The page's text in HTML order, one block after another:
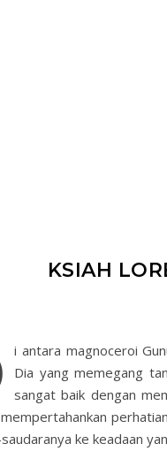
KSIAH
i antara magnoceroi
Dia yang memegang
sangat baik dengan
ke keadaan